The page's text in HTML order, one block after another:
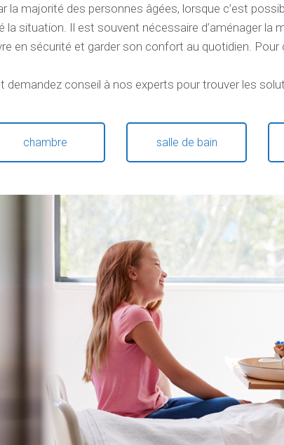
la majorité des personnes âgées, lorsque c’est
la situation. Il est souvent nécessaire d’aménager
en sécurité et garder son confort au quotidien.
demandez conseil à nos experts pour trouver les
chambre salle de bain